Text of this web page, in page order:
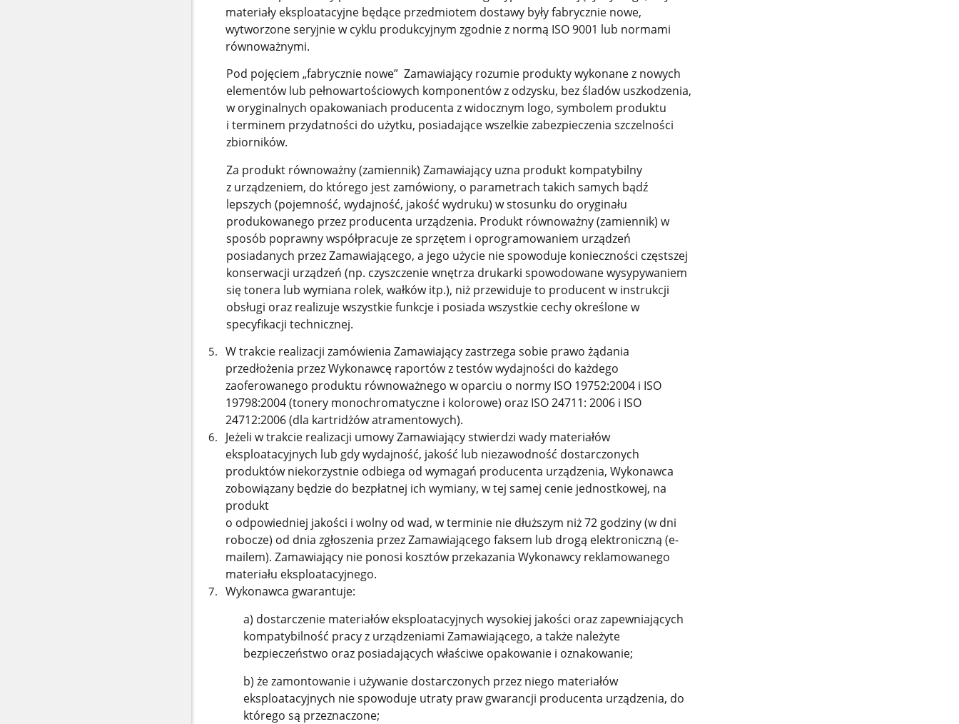
materiały eksploatacyjne będące przedmiotem dostawy były fabrycznie nowe,
wytworzone seryjnie w cyklu produkcyjnym zgodnie z normą ISO 9001 lub normami
równoważnymi.
Pod pojęciem „fabrycznie nowe” Zamawiający rozumie produkty wykonane z nowych
elementów lub pełnowartościowych komponentów z odzysku, bez śladów uszkodzenia,
w oryginalnych opakowaniach producenta z widocznym logo, symbolem produktu
i terminem przydatności do użytku, posiadające wszelkie zabezpieczenia szczelności
zbiorników.
Za produkt równoważny (zamiennik) Zamawiający uzna produkt kompatybilny
z urządzeniem, do którego jest zamówiony, o parametrach takich samych bądź
lepszych (pojemność, wydajność, jakość wydruku) w stosunku do oryginału
produkowanego przez producenta urządzenia. Produkt równoważny (zamiennik) w
sposób poprawny współpracuje ze sprzętem i oprogramowaniem urządzeń
posiadanych przez Zamawiającego, a jego użycie nie spowoduje konieczności częstszej
konserwacji urządzeń (np. czyszczenie wnętrza drukarki spowodowane wysypywaniem
się tonera lub wymiana rolek, wałków itp.), niż przewiduje to producent w instrukcji
obsługi oraz realizuje wszystkie funkcje i posiada wszystkie cechy określone w
specyfikacji technicznej.
W trakcie realizacji zamówienia Zamawiający zastrzega sobie prawo żądania
przedłożenia przez Wykonawcę raportów z testów wydajności do każdego
zaoferowanego produktu równoważnego w oparciu o normy ISO 19752:2004 i ISO
19798:2004 (tonery monochromatyczne i kolorowe) oraz ISO 24711: 2006 i ISO
24712:2006 (dla kartridżów atramentowych).
Jeżeli w trakcie realizacji umowy Zamawiający stwierdzi wady materiałów
eksploatacyjnych lub gdy wydajność, jakość lub niezawodność dostarczonych
produktów niekorzystnie odbiega od wymagań producenta urządzenia, Wykonawca
zobowiązany będzie do bezpłatnej ich wymiany, w tej samej cenie jednostkowej, na
produkt
o odpowiedniej jakości i wolny od wad, w terminie nie dłuższym niż 72 godziny (w dni
robocze) od dnia zgłoszenia przez Zamawiającego faksem lub drogą elektroniczną (e-
mailem). Zamawiający nie ponosi kosztów przekazania Wykonawcy reklamowanego
materiału eksploatacyjnego.
Wykonawca gwarantuje:
a) dostarczenie materiałów eksploatacyjnych wysokiej jakości oraz zapewniających
kompatybilność pracy z urządzeniami Zamawiającego, a także należyte
bezpieczeństwo oraz posiadających właściwe opakowanie i oznakowanie;
b) że zamontowanie i używanie dostarczonych przez niego materiałów
eksploatacyjnych nie spowoduje utraty praw gwarancji producenta urządzenia, do
którego są przeznaczone;